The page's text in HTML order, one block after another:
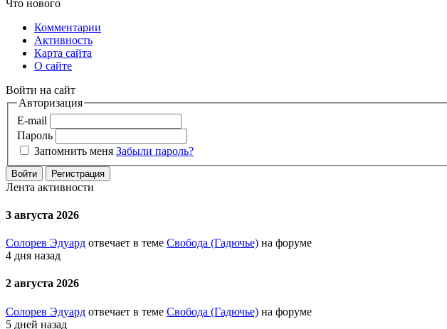
Что нового
Комментарии
Активность
Карта сайта
О сайте
Войти на сайт
Авторизация
E-mail
Пароль
Запомнить меня Забыли пароль?
Войти Регистрация
Лента активности
3 августа 2026
Солорев Эдуард отвечает в теме Свобода (Гадючье) на форуме
4 дня назад
2 августа 2026
Солорев Эдуард отвечает в теме Свобода (Гадючье) на форуме
5 дней назад